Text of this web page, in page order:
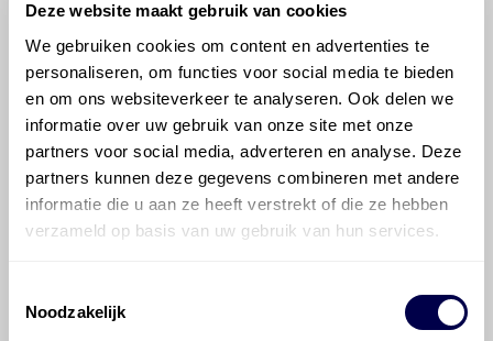
Deze website maakt gebruik van cookies
We gebruiken cookies om content en advertenties te
personaliseren, om functies voor social media te bieden
en om ons websiteverkeer te analyseren. Ook delen we
informatie over uw gebruik van onze site met onze
partners voor social media, adverteren en analyse. Deze
partners kunnen deze gegevens combineren met andere
informatie die u aan ze heeft verstrekt of die ze hebben
verzameld op basis van uw gebruik van hun services.
Noodzakelijk
Mercedes-Benz CL-klasse is
productadvies beschikbaar?
©OlyslagerAlle rechten voorbehouden. Deze
informatie mag noch geheel noch gedeeltelijk worden
voorafgaande schriftelijke toestemming van Olyslager